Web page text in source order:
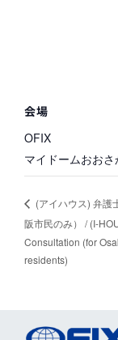
会場
OFIX
マイドームおお
(アイハウス) 弁護
阪市民のみ） / (I-
Consultation (for
residents)